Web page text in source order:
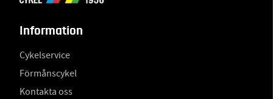
Information
Cykelservice
Förmånscykel
Kontakta oss